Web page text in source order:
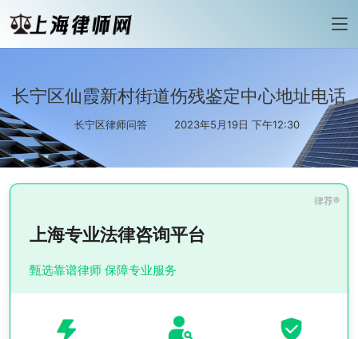
长宁区仙霞新村街道伤残鉴定中心地址电话
长宁区律师问答 2023年5月19日 下午12:30
上海专业法律咨询平台
甄选靠谱律师 保障专业服务